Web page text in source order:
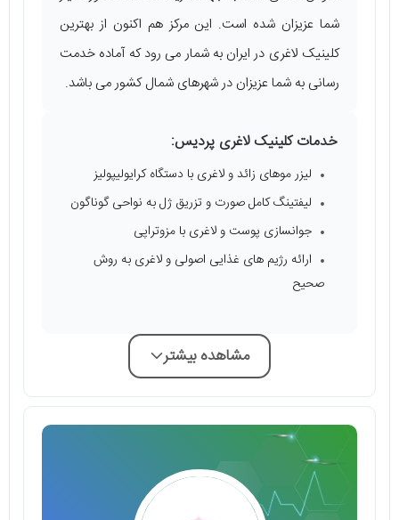
شما عزیزان شده است. این مرکز هم اکنون از بهترین
کلینیک لاغری در ایران به شمار می ‌رود که آماده خدمت
رسانی به شما عزیزان در شهرهای شمال کشور می ‌باشد.
خدمات کلینیک لاغری پردیس:
لیزر موهای زائد و لاغری با دستگاه کرایولیپولیز
لیفتینگ کامل صورت و تزریق ژل به نواحی گوناگون
جوانسازی پوست و لاغری با مزوتراپی
ارائه رژیم‌ ‌های غذایی اصولی و لاغری به روش
صحیح
مشاهده بیشتر